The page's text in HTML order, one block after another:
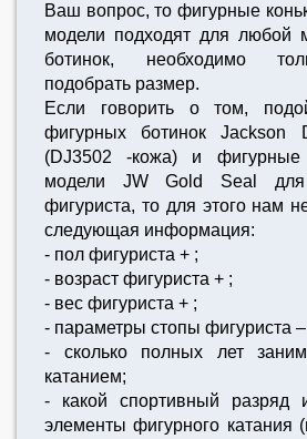
Ваш вопрос, то фигурные
модели подходят для любой
ботинок, необходимо
подобрать размер.
Если говорить о том,
фигурных ботинок Jackson
(DJ3502 -кожа) и фигурные
модели JW Gold Seal
фигуриста, то для этого нам
следующая информация:
- пол фигуриста + ;
- возраст фигуриста + ;
- вес фигуриста + ;
- параметры стопы фигуриста
- сколько полных лет
катанием;
- какой спортивный разряд
элементы фигурного катания